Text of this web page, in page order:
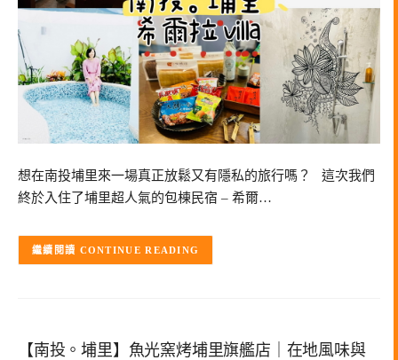
想在南投埔里來一場真正放鬆又有隱私的旅行嗎？ 這次我們
終於入住了埔里超人氣的包棟民宿 – 希爾…
CONTINUE READING
【南投。埔里】魚光窯烤埔里旗艦店｜在地風味與